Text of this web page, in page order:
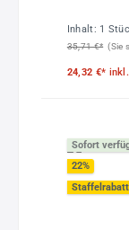
Inhalt: 1
35,71 €* (Sie
24,32 €*
Sofort
22%